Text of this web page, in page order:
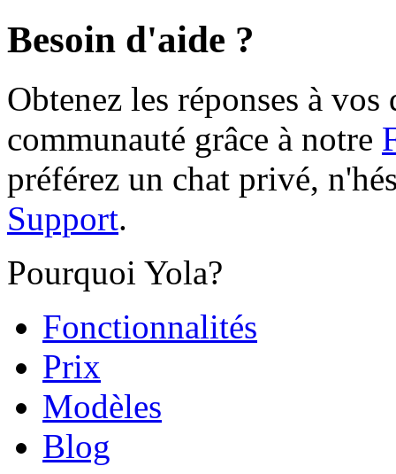
Besoin d'aide ?
Obtenez les réponses à
communauté grâce à notre
préférez un chat privé,
Support.
Pourquoi Yola?
Fonctionnalités
Prix
Modèles
Blog